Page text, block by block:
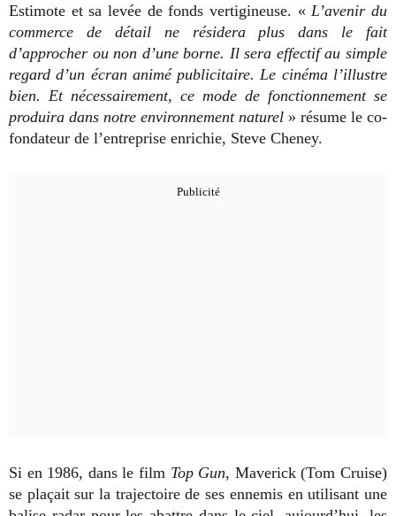
Estimote et sa levée de fonds vertigineuse. «L’avenir du
commerce de détail ne résidera plus dans le fait
d’approcher ou non d’une borne. Il sera effectif au simple
regard d’un écran animé publicitaire. Le cinéma l’illustre
bien. Et nécessairement, ce mode de fonctionnement se
produira dans notre environnement naturel » résume le co-
fondateur de l’entreprise enrichie, Steve Cheney.
Si en 1986, dans le film Top Gun, Maverick (Tom Cruise)
se plaçait sur la trajectoire de ses ennemis en utilisant une